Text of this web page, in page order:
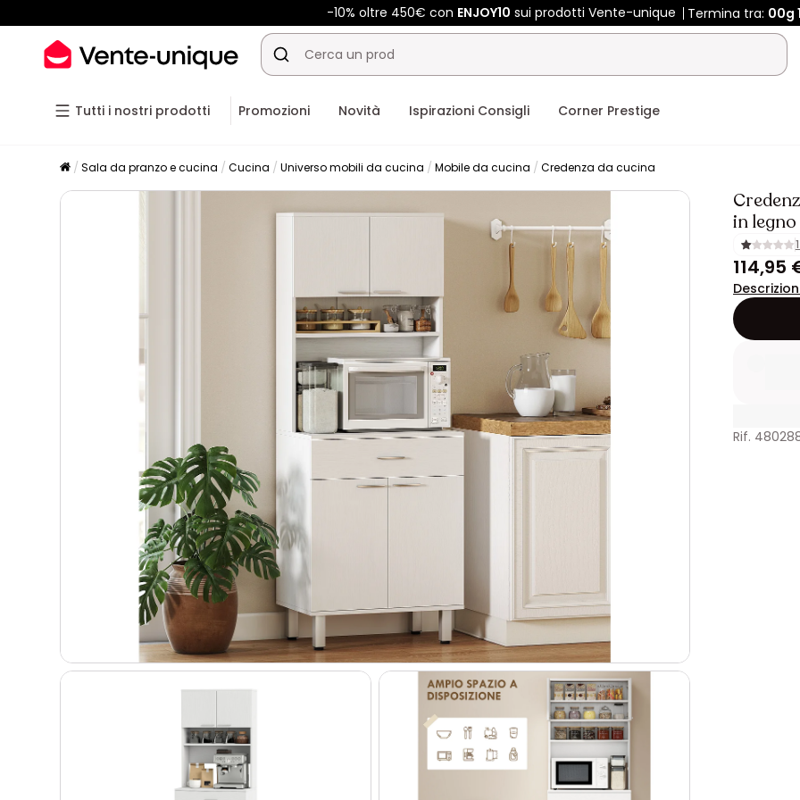
-10% oltre 450€ con ENJOY10 sui prodotti Vente-unique Termina tra: 00g
Tutti i nostri prodotti Promozioni Novità Ispirazioni Consigli Corner Prestige
Sala da pranzo e cucina Cucina Universo mobili da cucina Mobile da cucina Credenza da cucina
in legno
114,95
Rif.